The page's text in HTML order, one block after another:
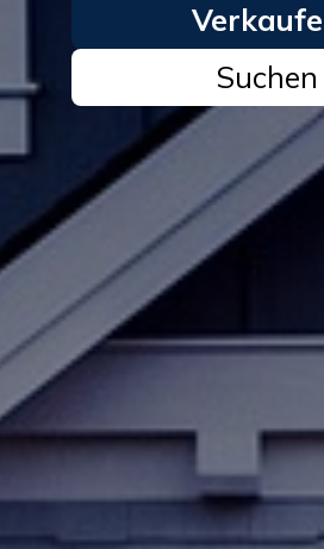
Suchen